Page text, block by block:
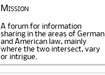
Mission
A forum for information
sharing in the areas of German
and American law, mainly
where the two intersect, vary
or intrigue.